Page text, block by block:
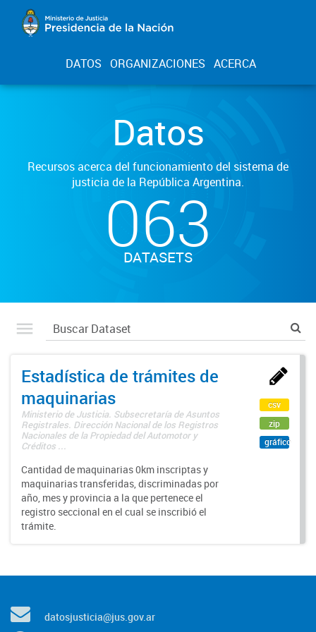
DATOS ORGANIZACIONES ACERCA
Datos
Recursos acerca del funcionamiento del sistema de
justicia de la República Argentina.
063
DATASETS
Estadística de trámites de
maquinarias
Ministerio de Justicia. Subsecretaría de Asuntos
Registrales. Dirección Nacional de los Registros
Nacionales de la Propiedad del Automotor y
Créditos ...
Cantidad de maquinarias 0km inscriptas y
maquinarias transferidas, discriminadas por
año, mes y provincia a la que pertenece el
registro seccional en el cual se inscribió el
trámite.
csv
zip
gráfico
datosjusticia@jus.gov.ar